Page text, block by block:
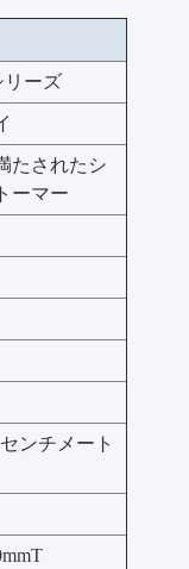
リーズ
たされたシ
ーマー
ンチメート